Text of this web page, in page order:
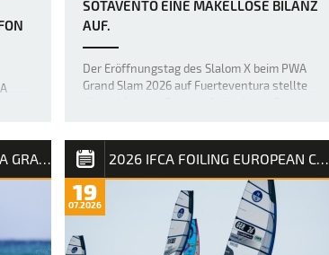
SOTAVENTO EINE MAKELLOSE BILANZ
AUF.
Der Eröffnungstag des Slalom X beim PWA
Grand Slam 2026 auf Fuerteventura stellte
auf der Rennstrecke für Chaos sorgten. Wer
auf einen sanften Einstieg ins …
2026 FUERTEVENTURA PWA GRAND SLAM 2026 IFCA FOILING EUROPEAN CHAMPIONSHIP
19
07.2026